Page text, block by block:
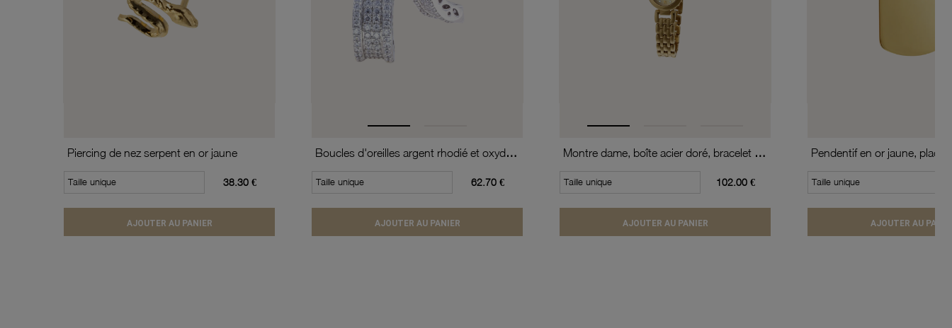
Piercing de nez serpent en or jaune
Taille unique 38.30 €
AJOUTER AU PANIER
Boucles d'oreilles argent rhodié et oxydes de zirconium
Taille unique 62.70 €
AJOUTER AU PANIER
Montre dame, boîte acier doré, bracelet acier doré et verre minéral
Taille unique 102.00 €
AJOUTER AU PANIER
Taille unique
AJOUTER AU